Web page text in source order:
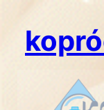
Inhalt
springen